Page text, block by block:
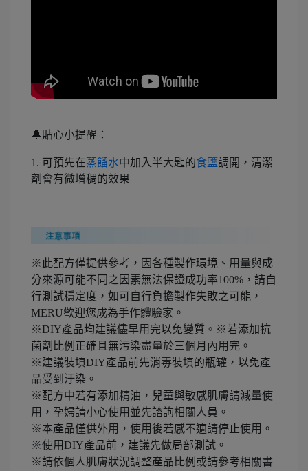
🔔貼心小提醒：
1. 可預先在蒸餾水中加入半大匙的食鹽調開，清潔
劑會有微增稠的效果
※此配方僅提供參考，因各種製作環境、用量與成
分來源可能不同之因素無法保證成功率100%，請自
行測試穩定度，如可自行負擔製作失敗之可能，
MERU歡迎您成為手作體驗家。
※DIY產品均建議儘早用完以免變質。※若添加抗
菌劑比例正確且無污染盡量於三個月內用完。
※建議裝填DIY產品前先消毒裝填的瓶罐，以免產
品受到汙染。
※配方中若有添加精油，兒童與敏感肌膚請減量使
用，孕婦請小心使用並先諮詢相關人員。
※本產品僅供外用，使用後若感不適請停止使用。
※使用DIY產品前，建議先做局部測試。
※請依個人肌膚狀況調整產品比例或請參考相關書